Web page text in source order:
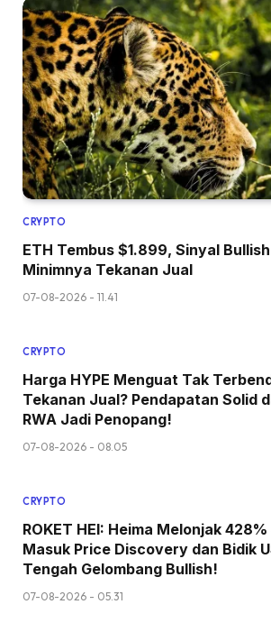
CRYPTO
ETH Tembus $1.899, Sinyal
Minimnya Tekanan Jual
07-08-2026 - 11.41
CRYPTO
Harga HYPE Menguat Tak
Tekanan Jual? Pendapatan Solid
RWA Jadi Penopang!
07-08-2026 - 08.05
CRYPTO
ROKET HEI: Heima Melonjak
Masuk Price Discovery dan Bidik
Tengah Gelombang Bullish!
07-08-2026 - 05.31